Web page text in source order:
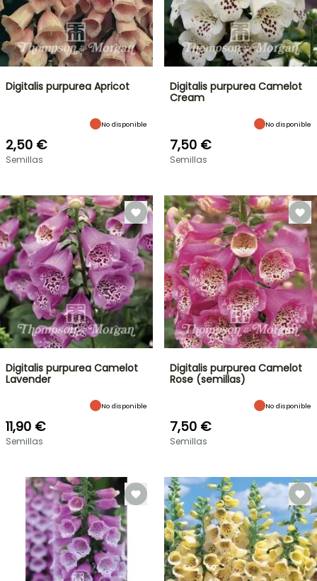
Digitalis purpurea Apricot
No disponible
2,50 €
Semillas
Digitalis purpurea Camelot
Cream
No disponible
7,50 €
Semillas
Digitalis purpurea Camelot
Lavender
No disponible
11,90 €
Semillas
Digitalis purpurea Camelot
Rose (semillas)
No disponible
7,50 €
Semillas